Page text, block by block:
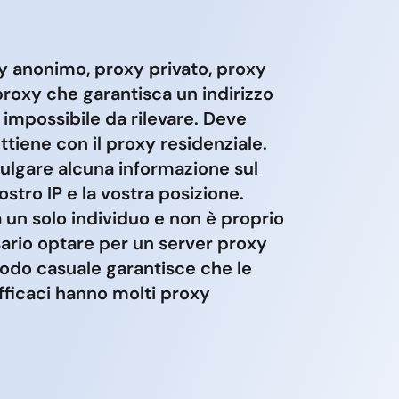
anonimo, proxy privato, proxy
che garantisca un indirizzo
da rilevare. Deve
con il proxy residenziale.
alcuna informazione sul
IP e la vostra posizione.
solo individuo e non è proprio
optare per un server proxy
casuale garantisce che le
hanno molti proxy